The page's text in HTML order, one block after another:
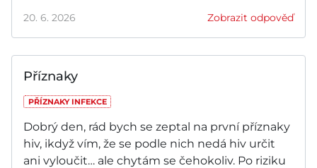
20. 6. 2026 Zobrazit odpověď
Příznaky
PŘÍZNAKY INFEKCE
Dobrý den, rád bych se zeptal na první příznaky
hiv, ikdyž vím, že se podle nich nedá hiv určit
ani vyloučit… ale chytám se čehokoliv. Po riziku